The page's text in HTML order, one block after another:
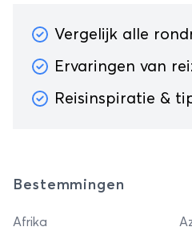
Vergelijk alle
Ervaringen van
Reisinspiratie &
Bestemmingen
Afrika